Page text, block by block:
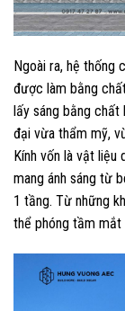
Ngoài ra, hệ thống
được làm bằng
lấy sáng bằng chất
đại vừa thẩm mỹ,
Kính vốn là vật liệu
mang ánh sáng từ
1 tầng. Từ những
thể phóng tầm mắt